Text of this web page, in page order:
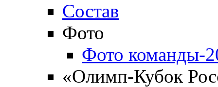
Состав
Фото
Фото команды-
«Олимп-Кубок